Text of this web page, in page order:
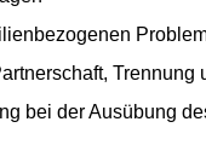
Trennung
bei der Ausübung